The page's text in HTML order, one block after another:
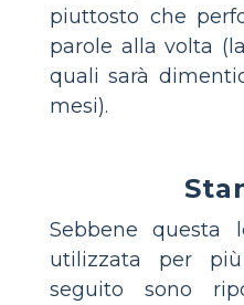
piuttosto che
parole alla volta
quali sarà
mesi).
Sebbene questa
utilizzata per
seguito sono